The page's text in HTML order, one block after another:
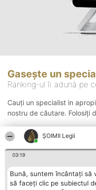
ȘOIMII Legii
03:19
Bună, suntem încântați să
să faceți clic pe subiectul
Gasește un
Ranking-ul îi adună pe
Cauți un specialist in
nostru de căutare. Folosiți